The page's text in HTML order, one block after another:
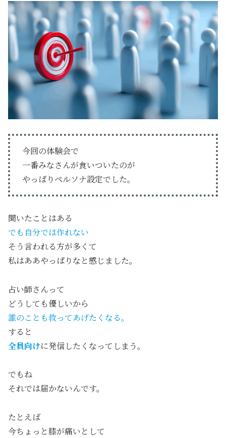
今回の体験会で
一番みなさんが食いついたのが
やっぱりペルソナ設定でした。
聞いたことはある
でも自分では作れない
そう言われる方が多くて
私はああやっぱりなと感じました。
占い師さんって
どうしても優しいから
誰のことも救ってあげたくなる。
すると
全員向けに発信したくなってしまう。
でもね
それでは届かないんです。
たとえば
今ちょっと膝が痛いとして